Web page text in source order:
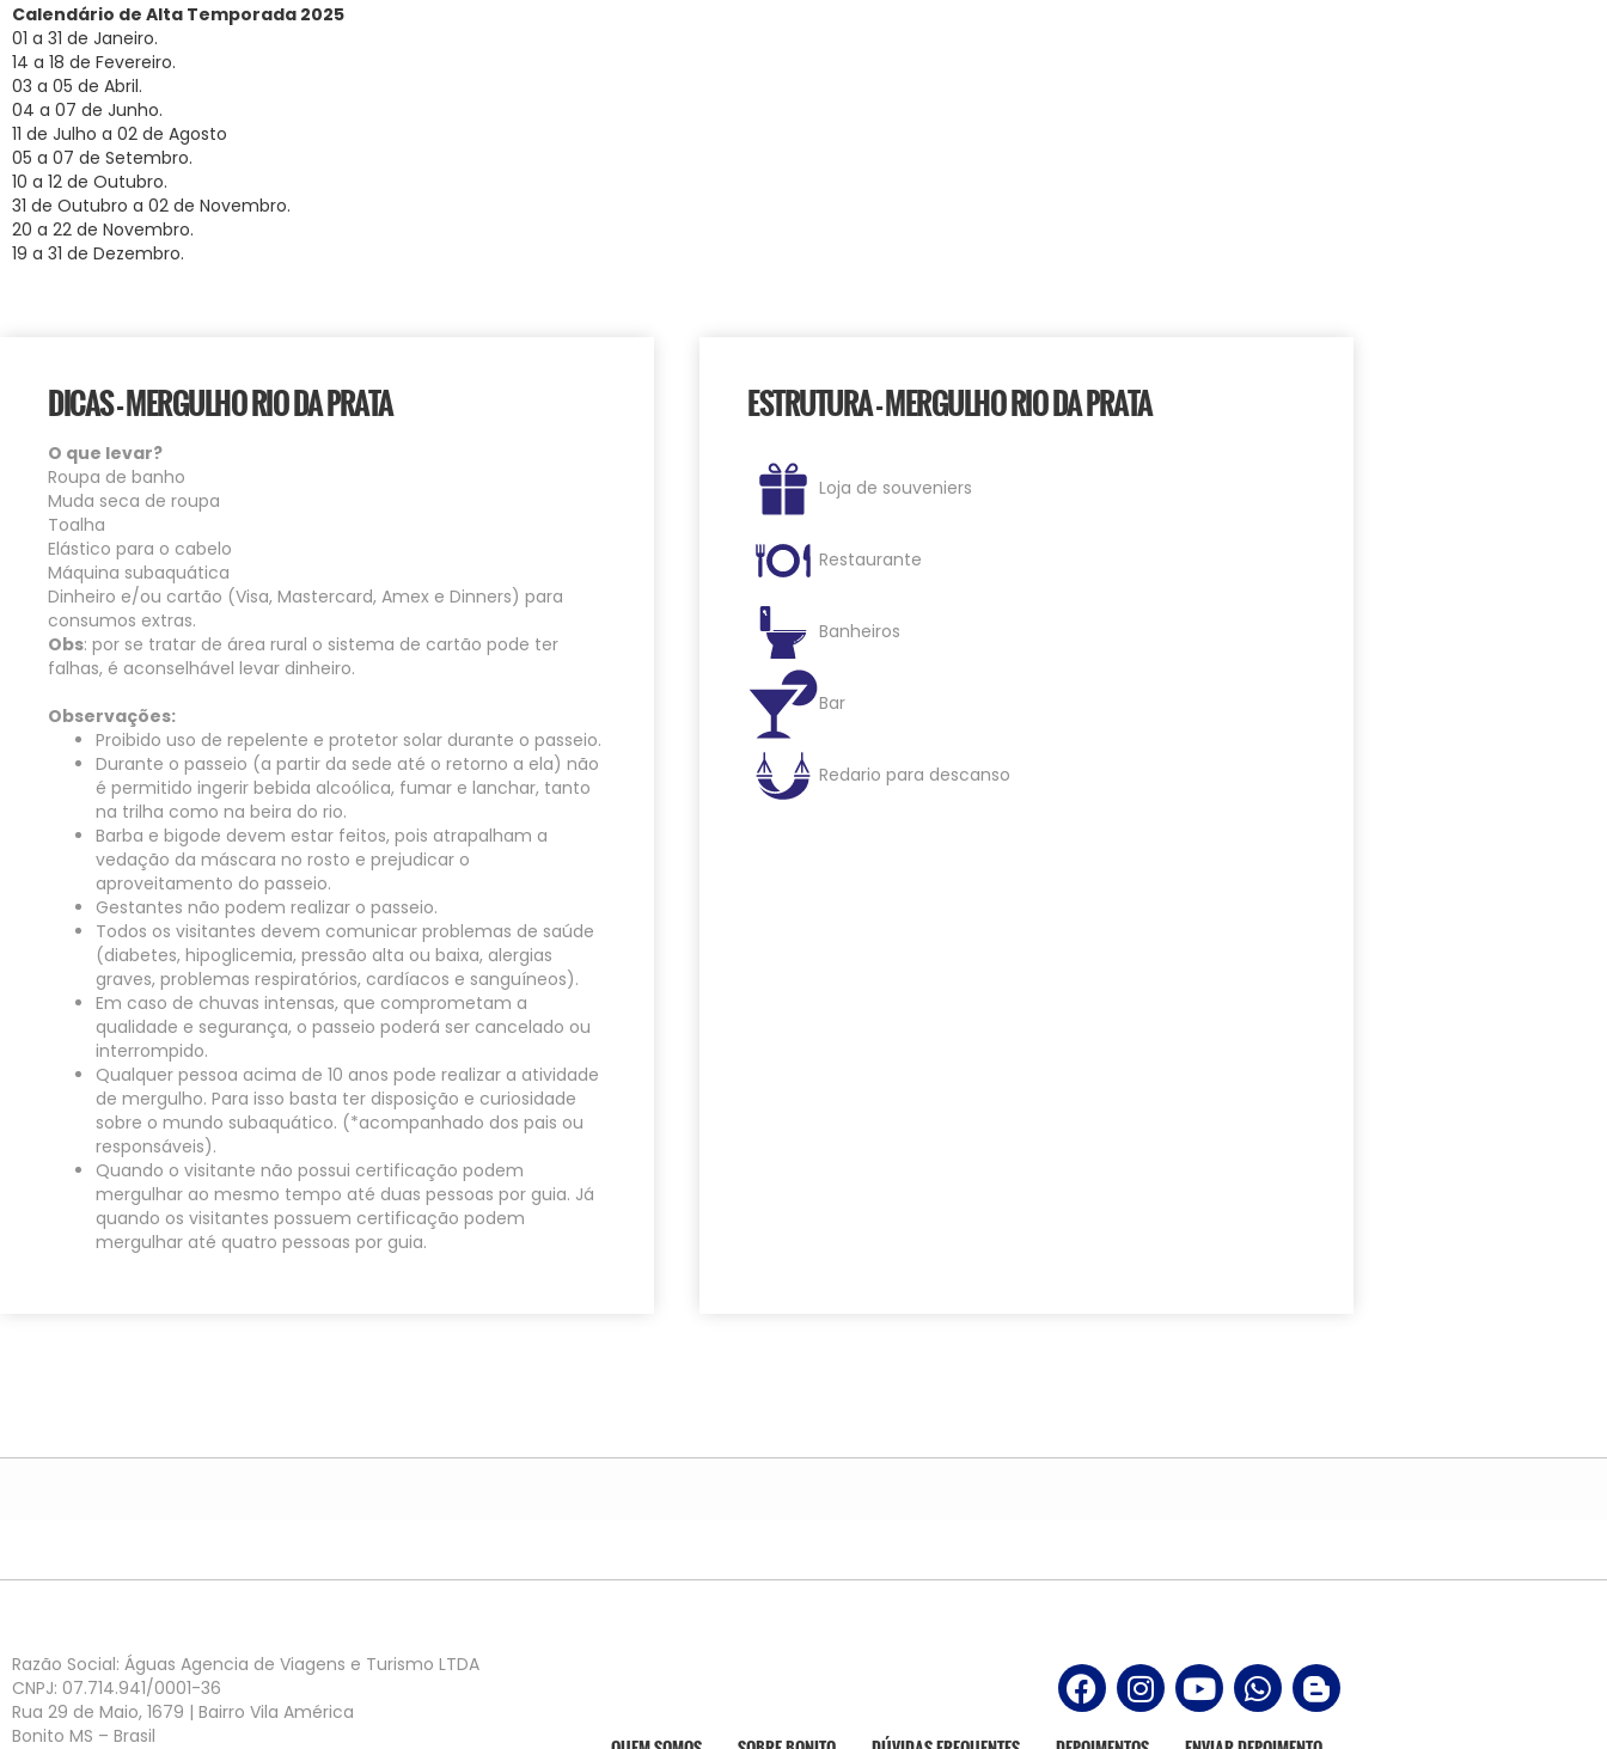
Calendário de Alta Temporada 2025
01 a 31 de Janeiro.
14 a 18 de Fevereiro.
03 a 05 de Abril.
04 a 07 de Junho.
11 de Julho a 02 de Agosto
05 a 07 de Setembro.
10 a 12 de Outubro.
31 de Outubro a 02 de Novembro.
20 a 22 de Novembro.
19 a 31 de Dezembro.
DICAS - MERGULHO RIO DA PRATA
O que levar?
Roupa de banho
Muda seca de roupa
Toalha
Elástico para o cabelo
Máquina subaquática
Dinheiro e/ou cartão (Visa, Mastercard, Amex e Dinners) para
consumos extras.
Obs: por se tratar de área rural o sistema de cartão pode ter
falhas, é aconselhável levar dinheiro.
Observações:
Proibido uso de repelente e protetor solar durante o passeio.
Durante o passeio (a partir da sede até o retorno a ela) não
é permitido ingerir bebida alcoólica, fumar e lanchar, tanto
na trilha como na beira do rio.
Barba e bigode devem estar feitos, pois atrapalham a
vedação da máscara no rosto e prejudicar o
aproveitamento do passeio.
Gestantes não podem realizar o passeio.
Todos os visitantes devem comunicar problemas de saúde
(diabetes, hipoglicemia, pressão alta ou baixa, alergias
graves, problemas respiratórios, cardíacos e sanguíneos).
Em caso de chuvas intensas, que comprometam a
qualidade e segurança, o passeio poderá ser cancelado ou
interrompido.
Qualquer pessoa acima de 10 anos pode realizar a atividade
de mergulho. Para isso basta ter disposição e curiosidade
sobre o mundo subaquático. (*acompanhado dos pais ou
responsáveis).
Quando o visitante não possui certificação podem
mergulhar ao mesmo tempo até duas pessoas por guia. Já
quando os visitantes possuem certificação podem
mergulhar até quatro pessoas por guia.
ESTRUTURA - MERGULHO RIO DA PRATA
Loja de souveniers
Restaurante
Banheiros
Bar
Redario para descanso
Razão Social: Águas Agencia de Viagens e Turismo LTDA
CNPJ: 07.714.941/0001-36
Rua 29 de Maio, 1679 | Bairro Vila América
Bonito MS – Brasil